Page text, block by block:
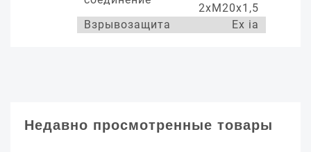
2хМ20х1,5
Взрывозащита
Ex ia
Недавно просмотренные товары